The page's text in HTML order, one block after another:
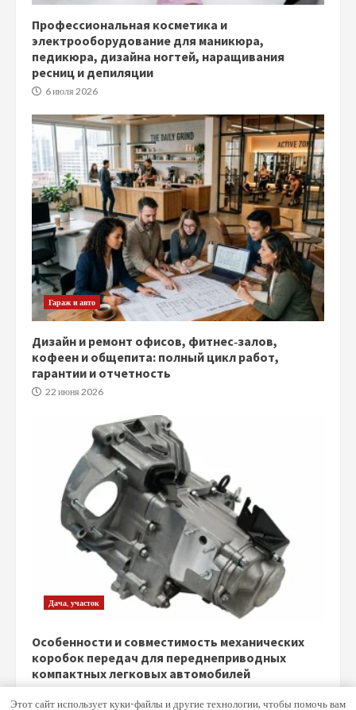
Профессиональная косметика и
электрооборудование для маникюра,
педикюра, дизайна ногтей, наращивания
ресниц и депиляции
6 июля 2026
Гараж и авто
Дизайн и ремонт офисов, фитнес‑залов,
кофеен и общепита: полный цикл работ,
гарантии и отчетность
22 июня 2026
Дача, участок
Особенности и совместимость механических
коробок передач для переднеприводных
компактных легковых автомобилей
Этот сайт использует куки-файлы и другие технологии, чтобы помочь вам